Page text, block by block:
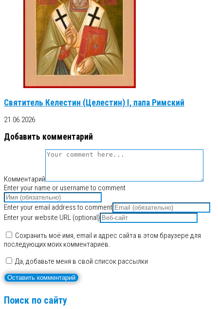
Святитель Келестин (Целестин) I, папа Римский
21.06.2026
Добавить комментарий
Комментарий
Enter your name or username to comment
Enter your email address to comment
Enter your website URL (optional)
Сохранить моё имя, email и адрес сайта в этом браузере для
последующих моих комментариев.
Да, добавьте меня в свой список рассылки
Поиск по сайту